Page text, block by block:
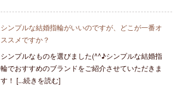
シンプルな結婚指輪がいいのですが、どこが一番オ
ススメですか？
シンプルなものを選びました(^^♪シンプルな結婚指
輪でおすすめのブランドをご紹介させていただきま
す！ [...続きを読む]